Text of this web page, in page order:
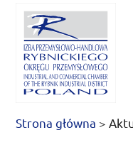
Strona główna >